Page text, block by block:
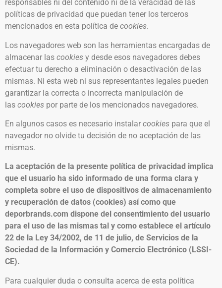
responsables ni del contenido ni de la veracidad de las
políticas de privacidad que puedan tener los terceros
mencionados en esta política de cookies.
Los navegadores web son las herramientas encargadas de
almacenar las cookies y desde esos navegadores debes
efectuar tu derecho a eliminación o desactivación de las
mismas. Ni esta web ni sus representantes legales pueden
garantizar la correcta o incorrecta manipulación de
las cookies por parte de los mencionados navegadores.
En algunos casos es necesario instalar cookies para que el
navegador no olvide tu decisión de no aceptación de las
mismas.
La aceptación de la presente política de privacidad implica
que el usuario ha sido informado de una forma clara y
completa sobre el uso de dispositivos de almacenamiento
y recuperación de datos (cookies) así como que
deporbrands.com dispone del consentimiento del usuario
para el uso de las mismas tal y como establece el artículo
22 de la Ley 34/2002, de 11 de julio, de Servicios de la
Sociedad de la Información y Comercio Electrónico (LSSI-
CE).
Para cualquier duda o consulta acerca de esta política